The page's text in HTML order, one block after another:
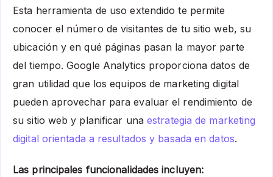
Esta herramienta de uso extendido te permite
conocer el número de visitantes de tu sitio web, su
ubicación y en qué páginas pasan la mayor parte
del tiempo. Google Analytics proporciona datos de
gran utilidad que los equipos de marketing digital
pueden aprovechar para evaluar el rendimiento de
su sitio web y planificar unaestrategia de marketing
digital orientada a resultados y basada en datos.
Las principales funcionalidades incluyen: